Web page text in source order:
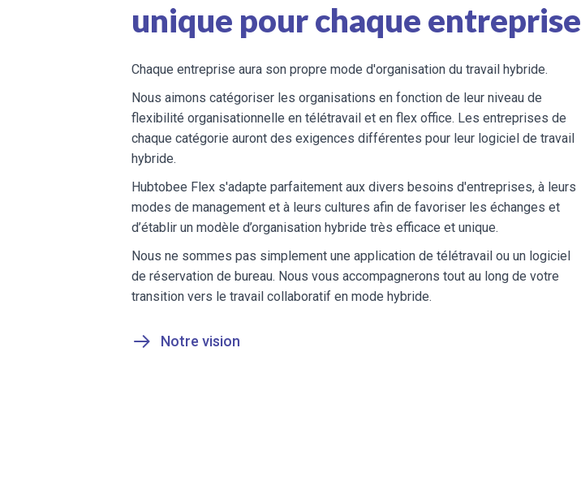
unique pour chaque entreprise
Chaque entreprise aura son propre mode d'organisation du travail hybride.
Nous aimons catégoriser les organisations en fonction de leur niveau de
flexibilité organisationnelle en télétravail​ et en flex office. Les entreprises de
chaque catégorie auront des exigences différentes pour leur logiciel de travail
hybride.
Hubtobee Flex s'adapte parfaitement aux divers besoins d'entreprises, à leurs
modes de management et à leurs cultures afin de favoriser les échanges et
d’établir un modèle d’organisation hybride très efficace et unique.
Nous ne sommes pas simplement une application de télétravail ou un logiciel
de réservation de bureau. Nous vous accompagnerons tout au long de votre
transition vers le travail collaboratif en mode hybride.
Notre vision